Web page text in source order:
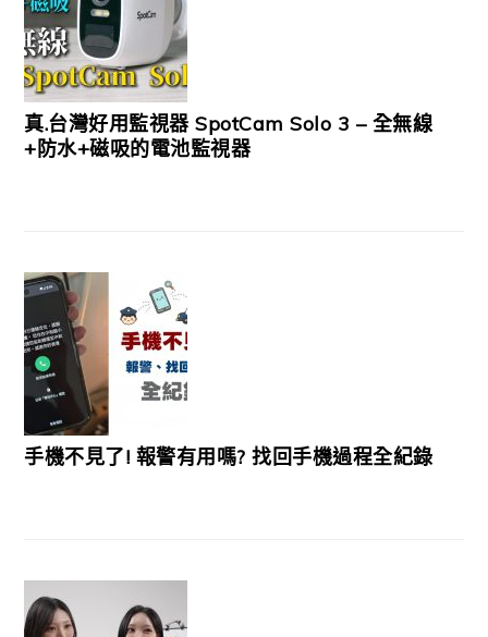
真.台灣好用監視器 SpotCam Solo 3 – 全無線
+防水+磁吸的電池監視器
手機不見了! 報警有用嗎? 找回手機過程全紀錄